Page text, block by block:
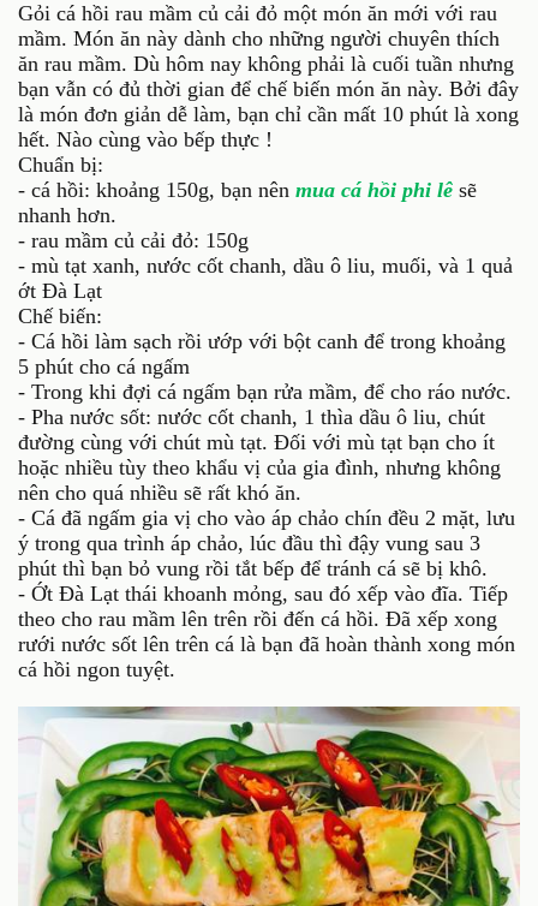
Gỏi cá hồi rau mầm củ cải đỏ một món ăn mới với rau
mầm. Món ăn này dành cho những người chuyên thích
ăn rau mầm. Dù hôm nay không phải là cuối tuần nhưng
bạn vẫn có đủ thời gian để chế biến món ăn này. Bởi đây
là món đơn giản dễ làm, bạn chỉ cần mất 10 phút là xong
hết. Nào cùng vào bếp thực !
Chuẩn bị:
- cá hồi: khoảng 150g, bạn nên mua cá hồi phi lê sẽ
nhanh hơn.
- rau mầm củ cải đỏ: 150g
- mù tạt xanh, nước cốt chanh, dầu ô liu, muối, và 1 quả
ớt Đà Lạt
Chế biến:
- Cá hồi làm sạch rồi ướp với bột canh để trong khoảng
5 phút cho cá ngấm
- Trong khi đợi cá ngấm bạn rửa mầm, để cho ráo nước.
- Pha nước sốt: nước cốt chanh, 1 thìa dầu ô liu, chút
đường cùng với chút mù tạt. Đối với mù tạt bạn cho ít
hoặc nhiều tùy theo khẩu vị của gia đình, nhưng không
nên cho quá nhiều sẽ rất khó ăn.
- Cá đã ngấm gia vị cho vào áp chảo chín đều 2 mặt, lưu
ý trong qua trình áp chảo, lúc đầu thì đậy vung sau 3
phút thì bạn bỏ vung rồi tắt bếp để tránh cá sẽ bị khô.
- Ớt Đà Lạt thái khoanh mỏng, sau đó xếp vào đĩa. Tiếp
theo cho rau mầm lên trên rồi đến cá hồi. Đã xếp xong
rưới nước sốt lên trên cá là bạn đã hoàn thành xong món
cá hồi ngon tuyệt.